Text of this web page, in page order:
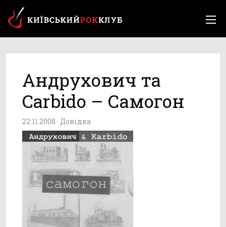
Андрухович та
Carbido – Самогон
22.11.2008 · Довідка